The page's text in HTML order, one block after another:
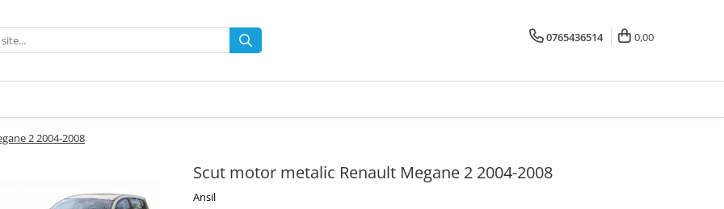
0765436514 0,00
2 2004-2008
Scut motor metalic Renault Megane 2 2004-2008
Ansil